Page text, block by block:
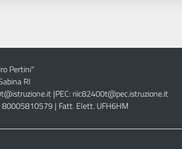
Pertini"
RI
|PEC: riic82400t@pec.istruzione.it
80005810579 | Fatt. Elett. UFH6HM